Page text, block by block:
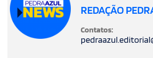
REDAÇÃO
Contatos: